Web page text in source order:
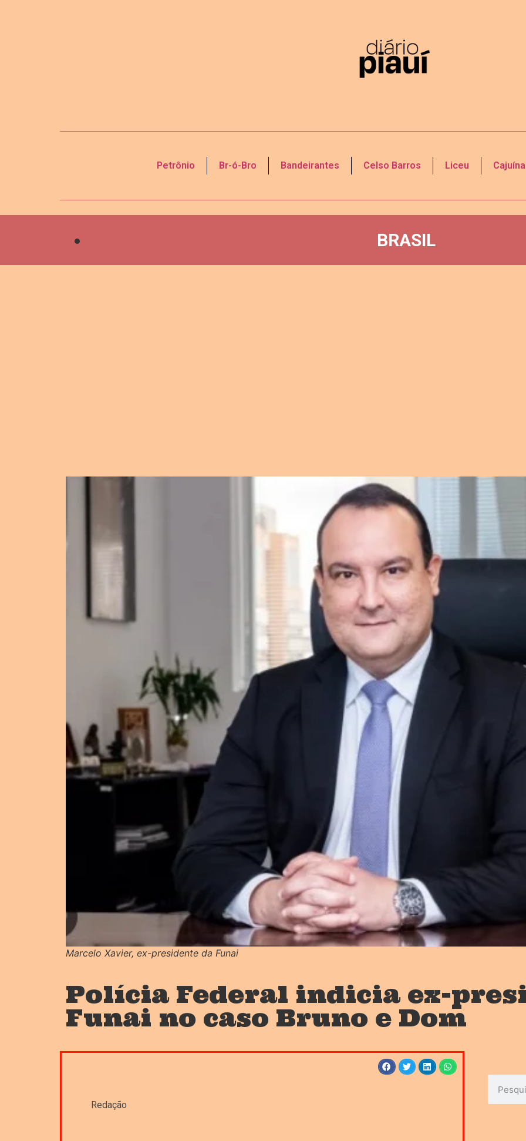
Petrônio Br-ó-Bro Bandeirantes Celso Barros Liceu Cajuína
BRASIL
Marcelo Xavier, ex-presidente da Funai
Polícia Federal indicia ex-
Funai no caso Bruno e Dom
Redação